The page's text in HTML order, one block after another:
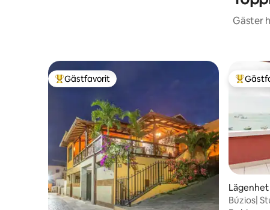
Gäster
Populär gästfavorit
Gästfavorit Populär
Búzios|